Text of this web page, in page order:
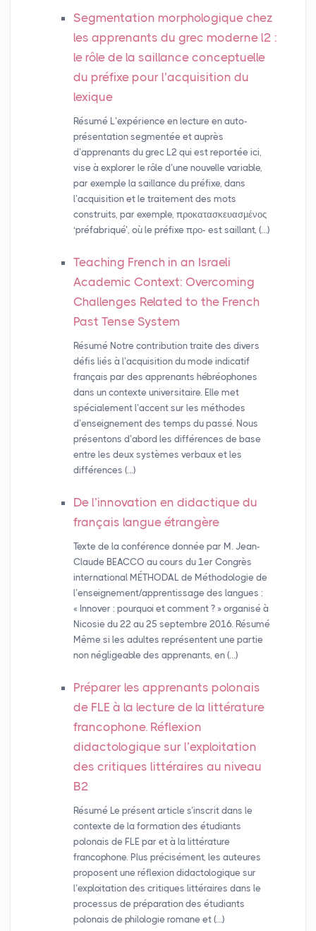
Segmentation morphologique chez
les apprenants du grec moderne l2 :
le rôle de la saillance conceptuelle
du préfixe pour l’acquisition du
lexique
Résumé L’expérience en lecture en auto-
présentation segmentée et auprès
d’apprenants du grec L2 qui est reportée ici,
vise à explorer le rôle d’une nouvelle variable,
par exemple la saillance du préfixe, dans
l’acquisition et le traitement des mots
construits, par exemple, προκατασκευασμένος
‘préfabriqué’, où le préfixe προ- est saillant, (…)
Teaching French in an Israeli
Academic Context: Overcoming
Challenges Related to the French
Past Tense System
Résumé Notre contribution traite des divers
défis liés à l’acquisition du mode indicatif
français par des apprenants hébréophones
dans un contexte universitaire. Elle met
spécialement l’accent sur les méthodes
d’enseignement des temps du passé. Nous
présentons d’abord les différences de base
entre les deux systèmes verbaux et les
différences (…)
De l’innovation en didactique du
français langue étrangère
Texte de la conférence donnée par M. Jean-
Claude BEACCO au cours du 1er Congrès
international MÉTHODAL de Méthodologie de
l’enseignement/apprentissage des langues :
« Innover : pourquoi et comment ? » organisé à
Nicosie du 22 au 25 septembre 2016. Résumé
Même si les adultes représentent une partie
non négligeable des apprenants, en (…)
Préparer les apprenants polonais
de FLE à la lecture de la littérature
francophone. Réflexion
didactologique sur l’exploitation
des critiques littéraires au niveau
B2
Résumé Le présent article s’inscrit dans le
contexte de la formation des étudiants
polonais de FLE par et à la littérature
francophone. Plus précisément, les auteures
proposent une réflexion didactologique sur
l’exploitation des critiques littéraires dans le
processus de préparation des étudiants
polonais de philologie romane et (…)